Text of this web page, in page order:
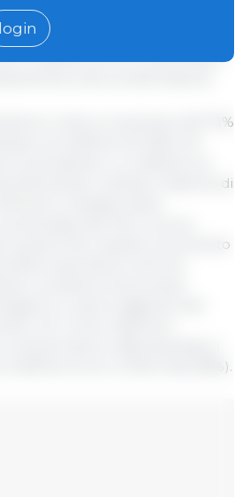
Commissione e gli Stati membri
la sicurezza alimentare,
e notifiche di non conformità e
sulle problematiche.
rivela un aumento dell'11%
di notifiche (10.490) nel
precedente. Le notifiche sui
alimentare, tramite il Sistema di
e mangimi della
del 2% lo scorso
quota 5.344. Questo incremento
delle autorità di controllo
i problemi di sicurezza
e il valore aggiunto del
UE. Come negli anni
hanno rappresentato il
di non conformità (18%).
login